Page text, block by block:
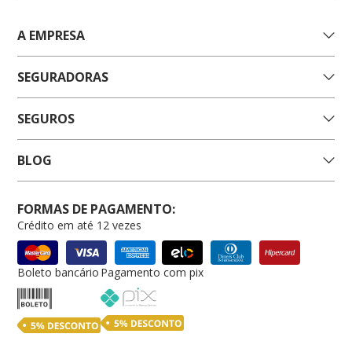
A EMPRESA
SEGURADORAS
SEGUROS
BLOG
FORMAS DE PAGAMENTO:
Crédito em até 12 vezes
Boleto bancário Pagamento com pix